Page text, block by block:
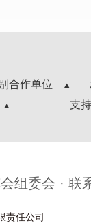
合作单位
支
组委会 · 联
责任公司